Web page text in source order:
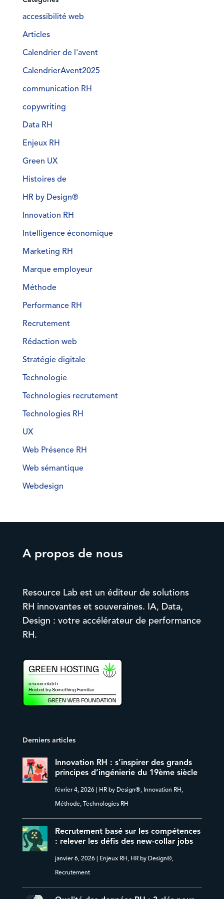
accessibilité web
Articles
Calendrier de l'avent
CalendrierAvent2025
communication RH
copywriting
Data RH
Enjeux RH
Green UX
Histoires de
HR by Design®
Innovation RH
Intelligence économique
Marketing RH
Marque employeur
Méthode
Performance RH
Recrutement
Rédaction web
Stratégie digitale
Technologie
Technologies recrutement
Technologies RH
UX
Web Présence RH
Web sémantique
Webdesign
A propos de nous
Resource Lab est un éditeur de solutions
RH innovantes et souveraines. IA, Data,
Design : votre accélérateur de performance
RH.
Derniers articles
Innovation RH : s’inspirer des grands
principes d’ingénierie du 19ème siècle
février 4, 2026| HR by Design®, Innovation RH,
Méthode, Technologies RH
Recrutement basé sur les compétences
: relever les défis des new-collar jobs
janvier 6, 2026| Enjeux RH, HR by Design®,
Recrutement